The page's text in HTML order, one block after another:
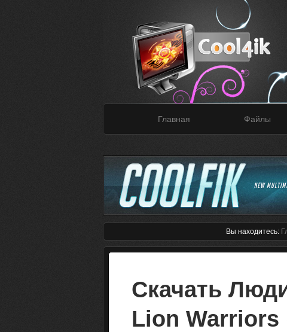
Главная Файлы
Вы находитесь:
Скачать
Lion Warriors